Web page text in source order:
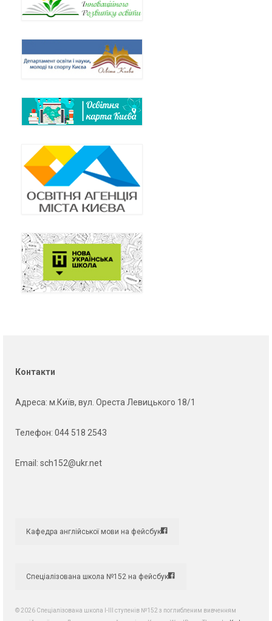
Контакти
Адреса: м.Київ, вул. Ореста Левицького 18/1
Телефон: 044 518 2543
Email: sch152@ukr.net
Кафедра англійської мови на фейсбук
Спеціалізована школа №152 на фейсбук
© 2026 Спеціалізована школа І-ІІІ ступенів №152 з поглибленим вивченням